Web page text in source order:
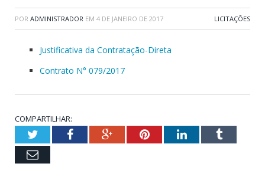
POR ADMINISTRADOR EM 4 DE JANEIRO DE 2017 LICITAÇÕES
Justificativa da Contratação-Direta
Contrato N° 079/2017
COMPARTILHAR:
TwitterFacebookGoogle+PinterestLinkedInTumblr
Email